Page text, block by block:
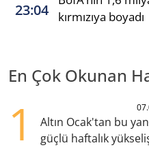
23:04
kırmızıya boyadı
En Çok Okunan
1
Altın Ocak'tan bu
güçlü haftalık